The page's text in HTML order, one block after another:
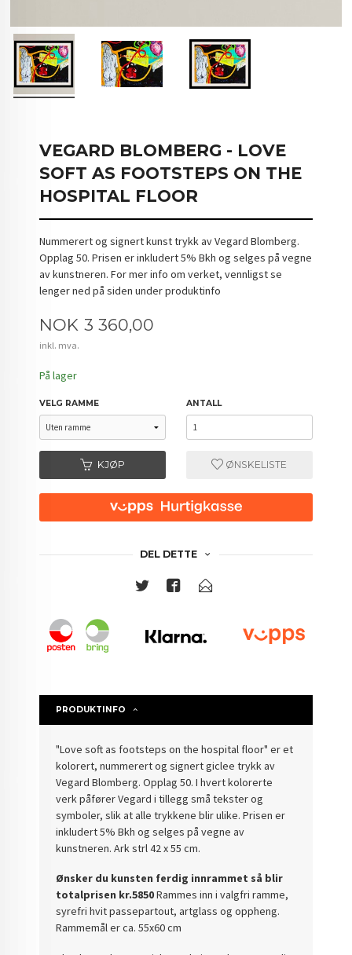
VEGARD BLOMBERG - LOVE
SOFT AS FOOTSTEPS ON THE
HOSPITAL FLOOR
Nummerert og signert kunst trykk av Vegard Blomberg.
Opplag 50. Prisen er inkludert 5% Bkh og selges på vegne
av kunstneren. For mer info om verket, vennligst se
lenger ned på siden under produktinfo
Pris
NOK 3 360,00
inkl. mva.
På lager
VELG RAMME ANTALL
KJØP ØNSKELISTE
DEL DETTE
PRODUKTINFO
"Love soft as footsteps on the hospital floor" er et
kolorert, nummerert og signert giclee trykk av
Vegard Blomberg. Opplag 50. I hvert kolorerte
verk påfører Vegard i tillegg små tekster og
symboler, slik at alle trykkene blir ulike. Prisen er
inkludert 5% Bkh og selges på vegne av
kunstneren. Ark strl 42 x 55 cm.
Ønsker du kunsten ferdig innrammet så blir
totalprisen kr.5850Rammes inn i valgfri ramme,
syrefri hvit passepartout, artglass og oppheng.
Rammemål er ca. 55x60 cm